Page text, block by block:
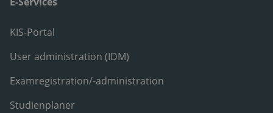
KIS-Portal
User administration (IDM)
Examregistration/-administration
Studienplaner